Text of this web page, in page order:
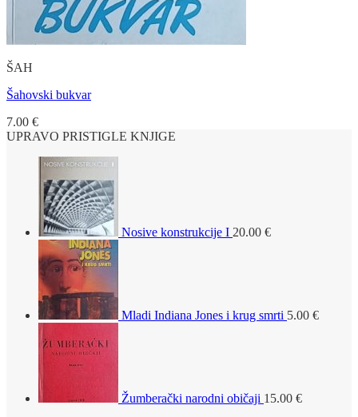
ŠAH
Šahovski bukvar
7.00 €
UPRAVO PRISTIGLE KNJIGE
Nosive konstrukcije I 20.00 €
Mladi Indiana Jones i krug smrti 5.00 €
Žumberački narodni običaji 15.00 €